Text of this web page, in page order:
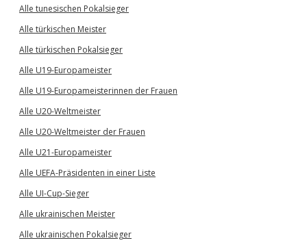
Alle tunesischen Pokalsieger
Alle türkischen Meister
Alle türkischen Pokalsieger
Alle U19-Europameister
Alle U19-Europameisterinnen der Frauen
Alle U20-Weltmeister
Alle U20-Weltmeister der Frauen
Alle U21-Europameister
Alle UEFA-Präsidenten in einer Liste
Alle UI-Cup-Sieger
Alle ukrainischen Meister
Alle ukrainischen Pokalsieger